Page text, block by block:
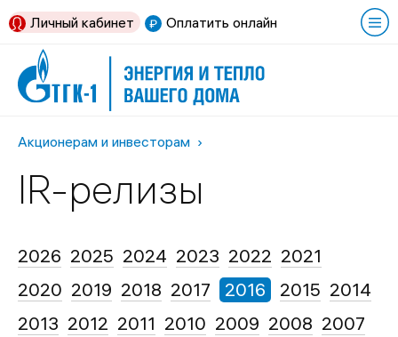
Оплатить онлайн
Личный кабинет
Акционерам и инвесторам
IR-релизы
2026 2025 2024 2023 2022 2021
2020 2019 2018 2017 2016 2015 2014
2013 2012 2011 2010 2009 2008 2007